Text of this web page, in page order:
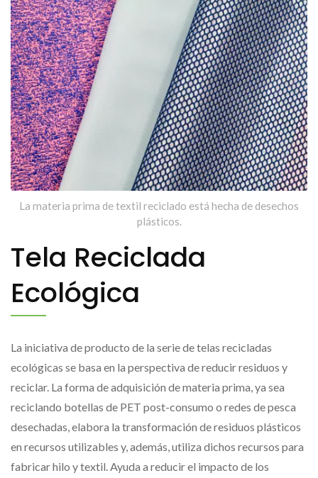
La materia prima de textil reciclado está hecha de desechos
plásticos.
Tela Reciclada
Ecológica
La iniciativa de producto de la serie de telas recicladas
ecológicas se basa en la perspectiva de reducir residuos y
reciclar. La forma de adquisición de materia prima, ya sea
reciclando botellas de PET post-consumo o redes de pesca
desechadas, elabora la transformación de residuos plásticos
en recursos utilizables y, además, utiliza dichos recursos para
fabricar hilo y textil. Ayuda a reducir el impacto de los